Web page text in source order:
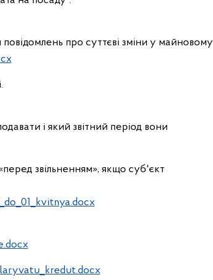
про суттєві зміни у майновому
і який звітний період вони
звільненням», якщо суб'єкт